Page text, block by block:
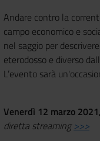
Andare contro la
campo economico e
nel saggio per
eterodosso e diverso
L’evento sarà
Venerdì 12 marzo
diretta streaming>>>